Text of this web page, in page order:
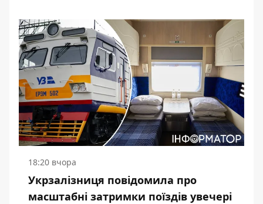
18:20 вчора
Укрзалізниця повідомила про
масштабні затримки поїздів увечері